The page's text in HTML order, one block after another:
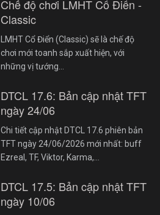
Chế độ chơi LMHT Cổ Điển -
Classic
LMHT Cổ Điển (Classic) sẽ là chế độ
chơi mới toanh sắp xuất hiện, với
những vị tướng…
DTCL 17.6: Bản cập nhật TFT
ngày 24/06
Chi tiết cập nhật DTCL 17.6 phiên bản
TFT ngày 24/06/2026 mới nhất: buff
Ezreal, TF, Viktor, Karma,…
DTCL 17.5: Bản cập nhật TFT
ngày 10/06